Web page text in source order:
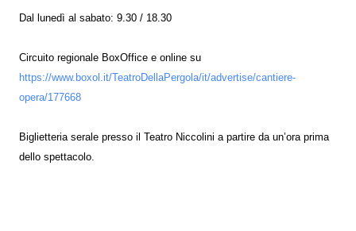
Dal lunedì al sabato: 9.30 / 18.30
Circuito regionale BoxOffice e online su
https://www.boxol.it/TeatroDellaPergola/it/advertise/cantiere-
opera/177668
Biglietteria serale presso il Teatro Niccolini a partire da un’ora prima
dello spettacolo.